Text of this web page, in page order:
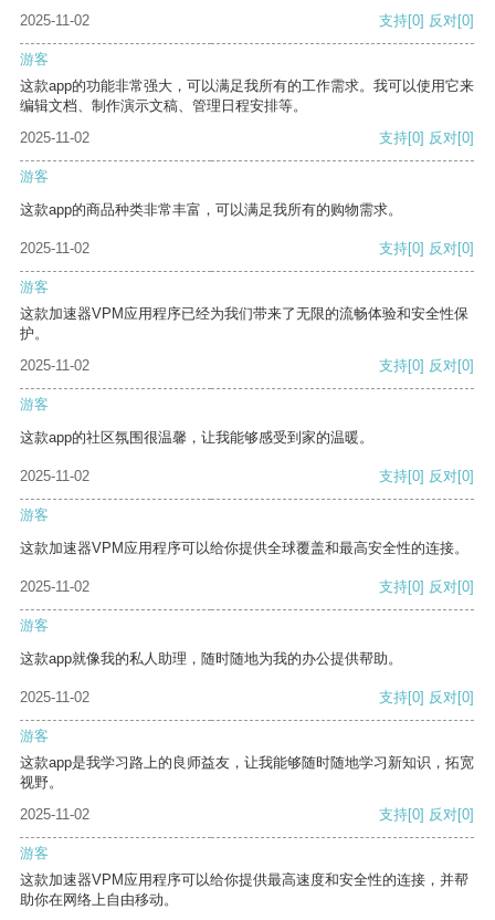
2025-11-02 支持[0] 反对[0]
游客
这款app的功能非常强大，可以满足我所有的工作需求。我可以使用它来
编辑文档、制作演示文稿、管理日程安排等。
2025-11-02
支持[0] 反对[0]
游客
这款app的商品种类非常丰富，可以满足我所有的购物需求。
2025-11-02 支持[0] 反对[0]
游客
这款加速器VPM应用程序已经为我们带来了无限的流畅体验和安全性保
护。
2025-11-02
支持[0] 反对[0]
游客
这款app的社区氛围很温馨，让我能够感受到家的温暖。
2025-11-02 支持[0] 反对[0]
游客
这款加速器VPM应用程序可以给你提供全球覆盖和最高安全性的连接。
2025-11-02 支持[0] 反对[0]
游客
这款app就像我的私人助理，随时随地为我的办公提供帮助。
2025-11-02 支持[0] 反对[0]
游客
这款app是我学习路上的良师益友，让我能够随时随地学习新知识，拓宽
视野。
2025-11-02
支持[0] 反对[0]
游客
这款加速器VPM应用程序可以给你提供最高速度和安全性的连接，并帮
助你在网络上自由移动。